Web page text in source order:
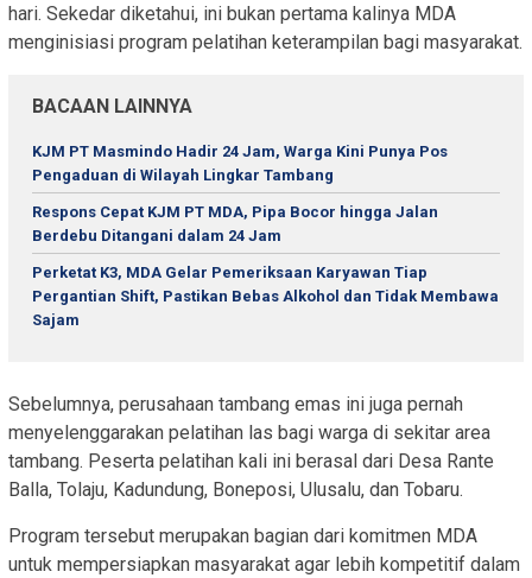
hari. Sekedar diketahui, ini bukan pertama kalinya MDA
menginisiasi program pelatihan keterampilan bagi masyarakat.
BACAAN LAINNYA
KJM PT Masmindo Hadir 24 Jam, Warga Kini Punya Pos
Pengaduan di Wilayah Lingkar Tambang
Respons Cepat KJM PT MDA, Pipa Bocor hingga Jalan
Berdebu Ditangani dalam 24 Jam
Perketat K3, MDA Gelar Pemeriksaan Karyawan Tiap
Pergantian Shift, Pastikan Bebas Alkohol dan Tidak Membawa
Sajam
Sebelumnya, perusahaan tambang emas ini juga pernah
menyelenggarakan pelatihan las bagi warga di sekitar area
tambang. Peserta pelatihan kali ini berasal dari Desa Rante
Balla, Tolaju, Kadundung, Boneposi, Ulusalu, dan Tobaru.
Program tersebut merupakan bagian dari komitmen MDA
untuk mempersiapkan masyarakat agar lebih kompetitif dalam